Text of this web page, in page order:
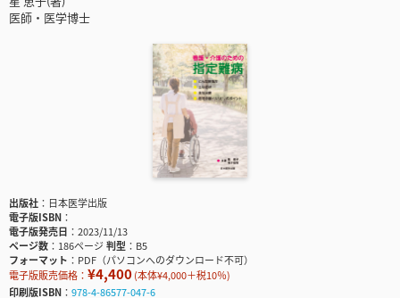
医師・医学博士
出版社
日本医学出版
電子版ISBN
電子版発売日
2023/11/13
ページ数
186ページ判型
B5
フォーマット
PDF（パソコンへのダウンロード不可）
電子版販売価格： ¥4,400(本体¥4,000＋税10％)
印刷版ISBN
978-4-86577-047-6